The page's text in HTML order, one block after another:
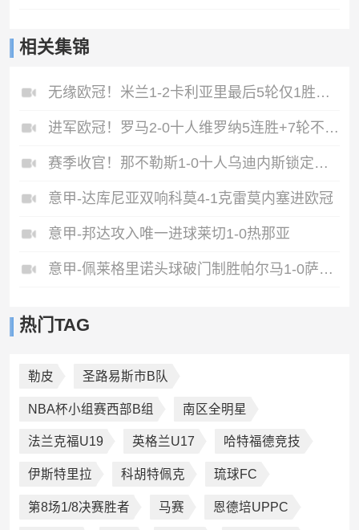
相关集锦
无缘欧冠！米兰1-2卡利亚里最后5轮仅1胜萨勒马科尔斯闪击难救主
进军欧冠！罗马2-0十人维罗纳5连胜+7轮不败第3收官迪巴拉2助攻
赛季收官！那不勒斯1-0十人乌迪内斯锁定第二丁丁助攻霍伊伦制胜
意甲-达库尼亚双响科莫4-1克雷莫内塞进欧冠
意甲-邦达攻入唯一进球莱切1-0热那亚
意甲-佩莱格里诺头球破门制胜帕尔马1-0萨索洛
热门TAG
勒皮 圣路易斯市B队
NBA杯小组赛西部B组 南区全明星
法兰克福U19 英格兰U17 哈特福德竞技
伊斯特里拉 科胡特佩克 琉球FC
第8场1/8决赛胜者 马赛 恩德培UPPC